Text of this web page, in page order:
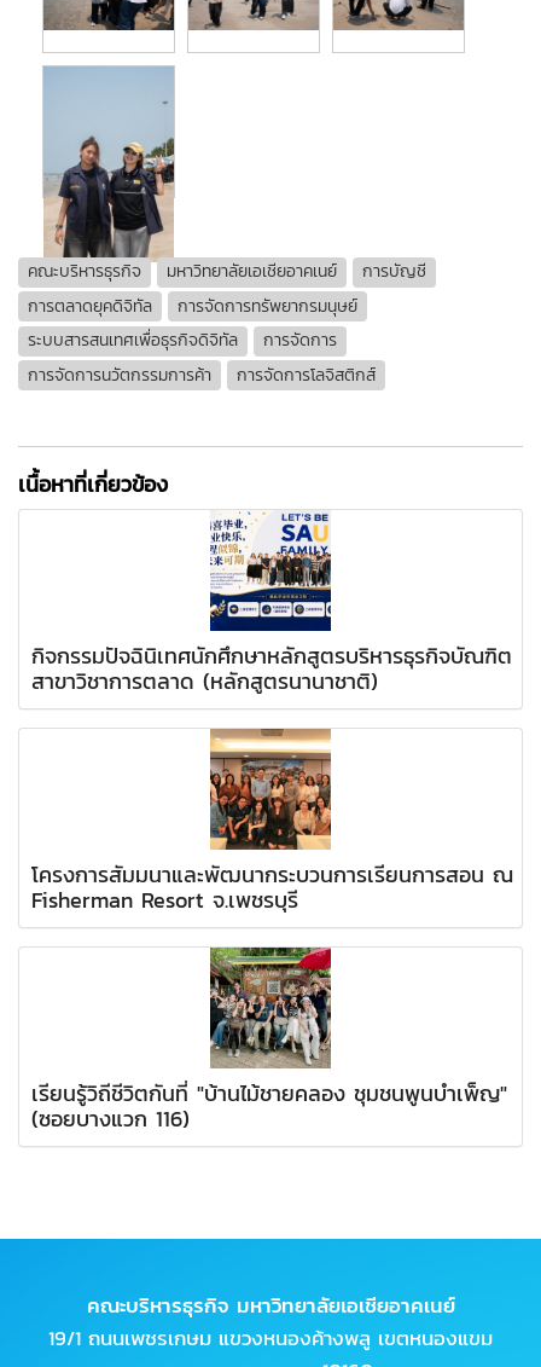
คณะบริหารธุรกิจ มหาวิทยาลัยเอเชียอาคเนย์
การบัญชี
การตลาดยุคดิจิทัล
การจัดการทรัพยากรมนุษย์
ระบบสารสนเทศเพื่อธุรกิจดิจิทัล
การจัดการ
การจัดการนวัตกรรมการค้า
การจัดการโลจิสติกส์
เนื้อหาที่เกี่ยวข้อง
กิจกรรมปัจฉินิเทศนักศึกษาหลักสูตรบริหารธุรกิจบัณฑิต
สาขาวิชาการตลาด (หลักสูตรนานาชาติ)
โครงการสัมมนาและพัฒนากระบวนการเรียนการสอน ณ
Fisherman Resort จ.เพชรบุรี
เรียนรู้วิถีชีวิตกันที่ "บ้านไม้ชายคลอง ชุมชนพูนบำเพ็ญ"
(ซอยบางแวก 116)
คณะบริหารธุรกิจ มหาวิทยาลัยเอเชียอาคเนย์
19/1 ถนนเพชรเกษม แขวงหนองค้างพลู เขตหนองแขม